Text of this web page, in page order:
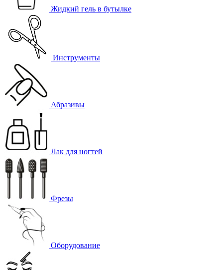
Жидкий гель в бутылке
Инструменты
Абразивы
Лак для ногтей
Фрезы
Оборудование